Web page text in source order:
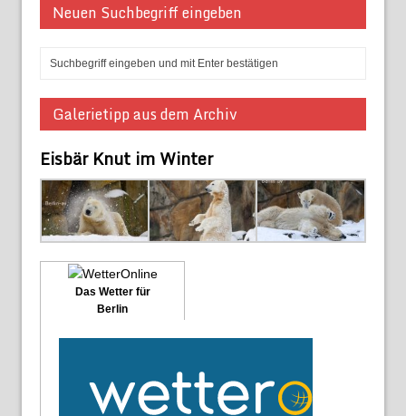
Neuen Suchbegriff eingeben
Galerietipp aus dem Archiv
Eisbär Knut im Winter
Das Wetter für
Berlin